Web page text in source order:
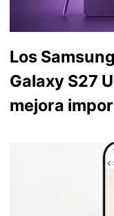
Los
Galaxy S27
mejora